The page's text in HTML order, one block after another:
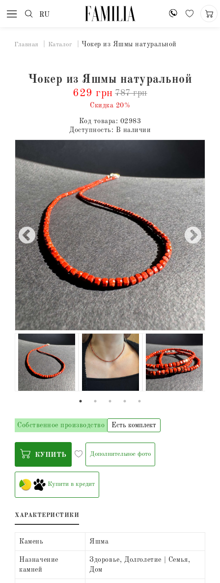
RU
Главная Каталог Чокер из Яшмы натуральной
Чокер из Яшмы натуральной
629 грн 787 грн
Скидка 20%
Код товара: 02983
Доступность: В наличии
Собственное производство Есть комплект
КУПИТЬ Дополнительное фото
Купити в кредит
ХАРАКТЕРИСТИКИ
Камень Яшма
Назначение
камней
Здоровье, Долголетие | Семья,
Дом